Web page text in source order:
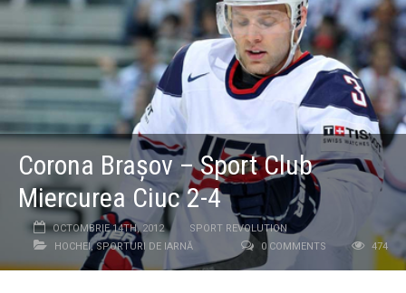
Corona Braşov – Sport Club
Miercurea Ciuc 2-4
OCTOMBRIE 14TH, 2012
SPORT REVOLUTION
HOCHEI,SPORTURI DE IARNĂ 0 COMMENTS 474